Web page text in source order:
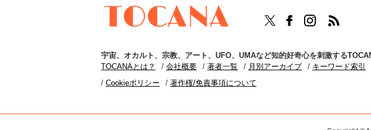
TOCANAのFacebookは
TOCANAの
宇宙、 オカルト 、 宗教、 アート 、 UFO、 UMAなど知的好奇心を刺激する
TOCANAとは？
会社概要 著者一覧 月別アーカイブ キーワード索引
Cookieポリシー
著作権/免責事項について